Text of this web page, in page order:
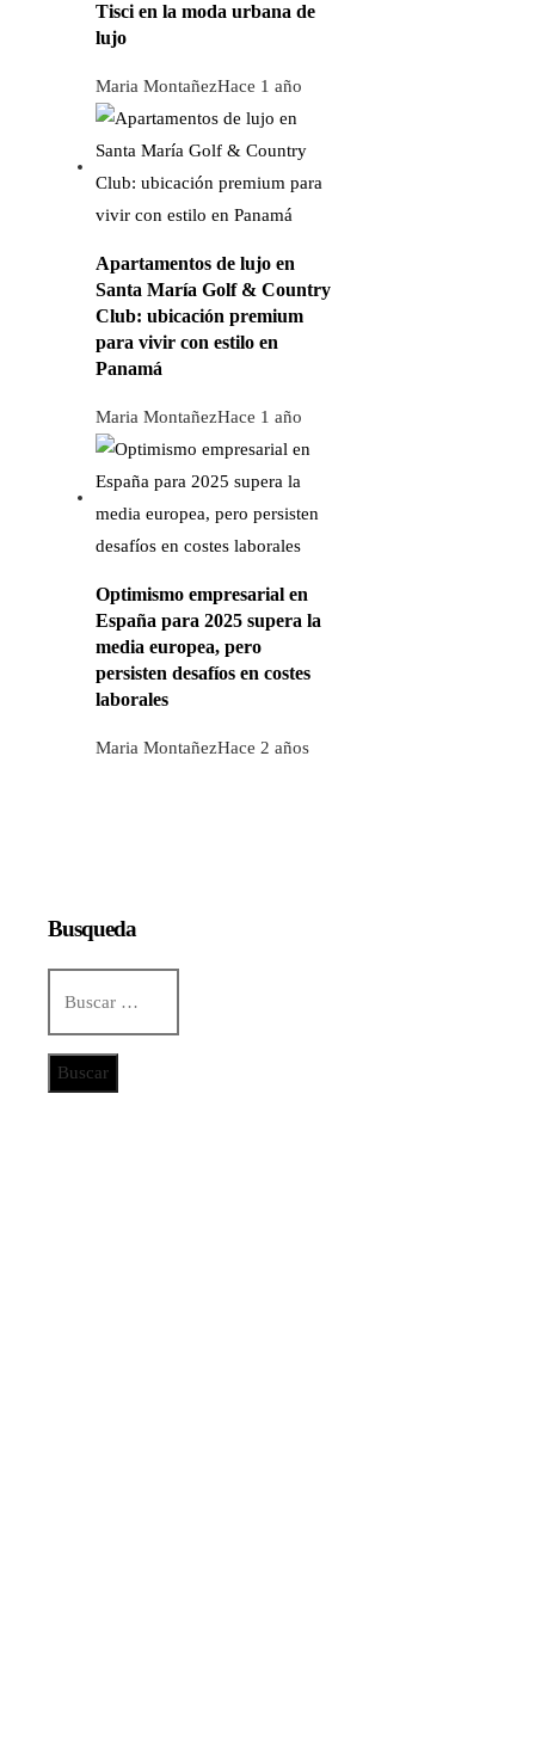
Tisci en la moda urbana de
lujo
Maria MontañezHace 1 año
Apartamentos de lujo en
Santa María Golf & Country
Club: ubicación premium
para vivir con estilo en
Panamá
Maria MontañezHace 1 año
Optimismo empresarial en
España para 2025 supera la
media europea, pero
persisten desafíos en costes
laborales
Maria MontañezHace 2 años
Busqueda